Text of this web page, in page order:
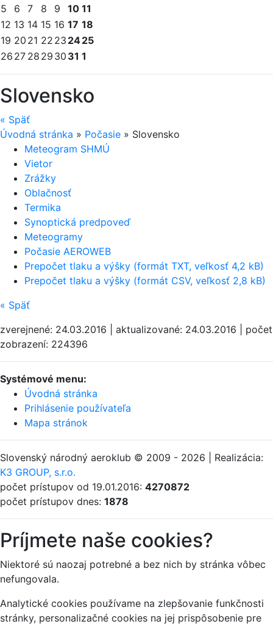
5
6 7 8 9 10 11
12 13 14 15 16 17 18
19 20 21 22 23 2425
26 27 28 29 30 31 1
Slovensko
« Späť
Úvodná stránka » Počasie » Slovensko
Meteogram SHMÚ
Vietor
Zrážky
Oblačnosť
Termika
Synoptická predpoveď
Meteogramy
Počasie AEROWEB
Prepočet tlaku a výšky (formát TXT, veľkosť 4,2 kB)
Prepočet tlaku a výšky (formát CSV, veľkosť 2,8 kB)
« Späť
zverejnené: 24.03.2016 | aktualizované: 24.03.2016 | počet
zobrazení: 224396
Systémové menu:
Úvodná stránka
Prihlásenie používateľa
Mapa stránok
Slovenský národný aeroklub © 2009 - 2026 | Realizácia:
K3 GROUP, s.r.o.
počet prístupov od 19.01.2016: 4270872
počet prístupov dnes: 1878
Príjmete naše cookies?
Niektoré sú naozaj potrebné a bez nich by stránka vôbec
nefungovala.
Analytické cookies používame na zlepšovanie funkčnosti
stránky, personalizačné cookies na jej prispôsobenie pre